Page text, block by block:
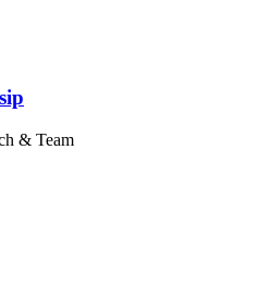
& Team